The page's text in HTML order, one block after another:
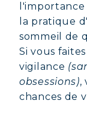
la pratique
sommeil de
Si vous
vigilance
obsessions),
chances de